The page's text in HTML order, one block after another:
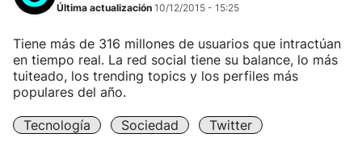
Última actualización 10/12/2015 - 15:25
Tiene más de 316 millones de usuarios que intractúan
en tiempo real. La red social tiene su balance, lo más
tuiteado, los trending topics y los perfiles más
populares del año.
Tecnología Sociedad
Twitter